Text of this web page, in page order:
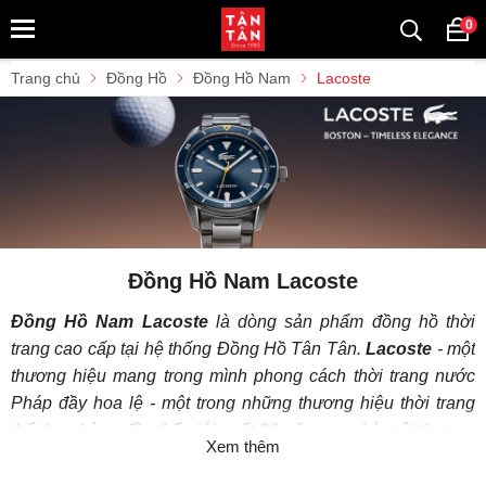
0
Trang chủ Đồng Hồ Đồng Hồ Nam Lacoste
Đồng Hồ Nam Lacoste
Đồng Hồ Nam Lacostelà dòng sản phẩm đồng hồ thời
trang cao cấp tại hệ thống Đồng Hồ Tân Tân.Lacoste - một
thương hiệu mang trong mình phong cách thời trang nước
Pháp đầy hoa lệ - một trong những thương hiệu thời trang
thể thao hàng đầu thế giới suốt 80 năm qua. Là một thương
hiệu luôn gắn liền với môn thể thao quần vợt tennis, Lacoste
Xem thêm